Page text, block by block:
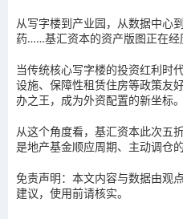
从写字楼到产业园，从数据中心
药……基汇资本的资产版图正在经
当传统核心写字楼的投资红利时
设施、保障性租赁住房等政策友
办之王，成为外资配置的新坐标。
从这个角度看，基汇资本此次五
是地产基金顺应周期、主动调仓的
免责声明：本文内容与数据由观
建议，使用前请核实。